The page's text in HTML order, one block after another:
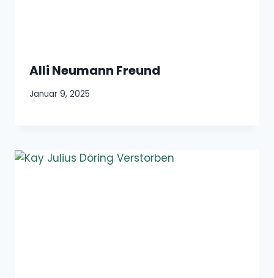
Alli Neumann Freund
Januar 9, 2025